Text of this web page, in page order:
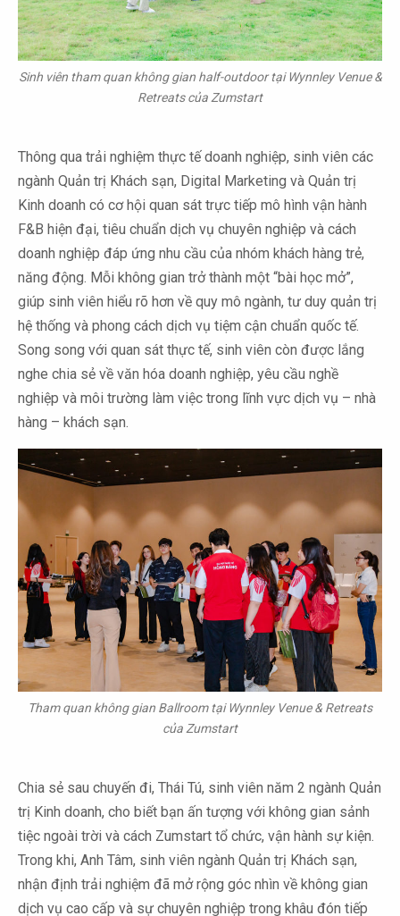
Sinh viên tham quan không gian half-outdoor tại Wynnley Venue &
Retreats của Zumstart
Thông qua trải nghiệm thực tế doanh nghiệp, sinh viên các
ngành Quản trị Khách sạn, Digital Marketing và Quản trị
Kinh doanh có cơ hội quan sát trực tiếp mô hình vận hành
F&B hiện đại, tiêu chuẩn dịch vụ chuyên nghiệp và cách
doanh nghiệp đáp ứng nhu cầu của nhóm khách hàng trẻ,
năng động. Mỗi không gian trở thành một “bài học mở”,
giúp sinh viên hiểu rõ hơn về quy mô ngành, tư duy quản trị
hệ thống và phong cách dịch vụ tiệm cận chuẩn quốc tế.
Song song với quan sát thực tế, sinh viên còn được lắng
nghe chia sẻ về văn hóa doanh nghiệp, yêu cầu nghề
nghiệp và môi trường làm việc trong lĩnh vực dịch vụ – nhà
hàng – khách sạn.
Tham quan không gian Ballroom tại Wynnley Venue & Retreats
của Zumstart
Chia sẻ sau chuyến đi, Thái Tú, sinh viên năm 2 ngành Quản
trị Kinh doanh, cho biết bạn ấn tượng với không gian sảnh
tiệc ngoài trời và cách Zumstart tổ chức, vận hành sự kiện.
Trong khi, Anh Tâm, sinh viên ngành Quản trị Khách sạn,
nhận định trải nghiệm đã mở rộng góc nhìn về không gian
dịch vụ cao cấp và sự chuyên nghiệp trong khâu đón tiếp